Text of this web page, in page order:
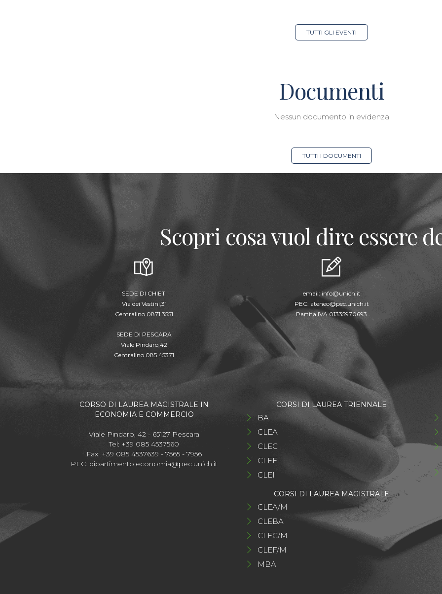
TUTTI GLI EVENTI
Documenti
Nessun documento in evidenza
TUTTI I DOCUMENTI
Scopri cosa vuol dire essere
SEDE DI CHIETI
Via dei Vestini,31
Centralino 0871.3551
SEDE DI PESCARA
Viale Pindaro,42
Centralino 085.45371
email:info@unich.it
PEC: ateneo@pec.unich.it
Partita IVA 01335970693
CORSO DI LAUREA MAGISTRALE IN
ECONOMIA E COMMERCIO
Viale Pindaro, 42 - 65127 Pescara
Tel: +39 085 4537560
Fax: +39 085 4537639 - 7565 - 7956
PEC: dipartimento.economia@pec.unich.it
CORSI DI LAUREA TRIENNALE
BA
CLEA
CLEC
CLEF
CLEII
CORSI DI LAUREA MAGISTRALE
CLEA/M
CLEBA
CLEC/M
CLEF/M
MBA